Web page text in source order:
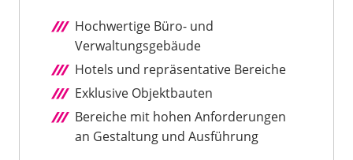
Hochwertige Büro- und
Verwaltungsgebäude
Hotels und repräsentative Bereiche
Exklusive Objektbauten
Bereiche mit hohen Anforderungen
an Gestaltung und Ausführung